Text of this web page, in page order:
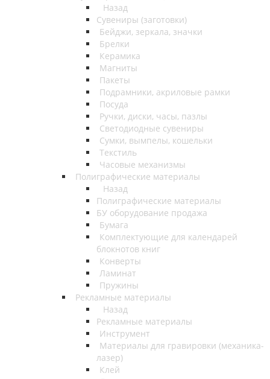
Назад
Сувениры (заготовки)
Бейджи, зеркала, значки
Брелки
Керамика
Магниты
Пакеты
Подрамники, акриловые рамки
Посуда
Ручки, диски, часы, пазлы
Светодиодные сувениры
Сумки, вымпелы, кошельки
Текстиль
Часовые механизмы
Полиграфические материалы
Назад
Полиграфические материалы
БУ оборудование продажа
Бумага
Комплектующие для календарей
блокнотов книг
Конверты
Ламинат
Пружины
Рекламные материалы
Назад
Рекламные материалы
Инструмент
Материалы для гравировки (механика-
лазер)
Клей